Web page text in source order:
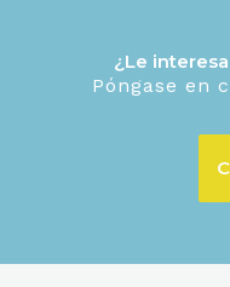
¿Le
Póngase en